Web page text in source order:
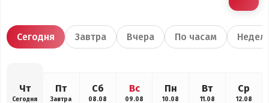
Сегодня Завтра Вчера По часам
Чт
Сегодня
Пт
Завтра
Сб
08.08
Вс
09.08
Пн
10.08
Вт
11.08
Ср
12.08